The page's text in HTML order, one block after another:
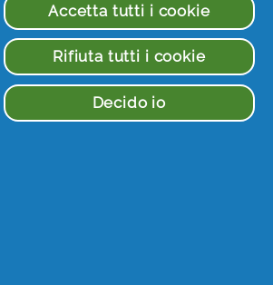
Accetta tutti i cookie
Rifiuta tutti i cookie
Decido io